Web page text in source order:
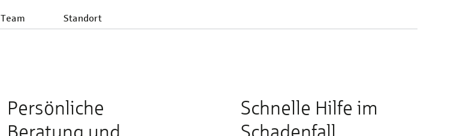
Team Standort
Persönliche
Beratung und
Schnelle Hilfe im
Schadenfall